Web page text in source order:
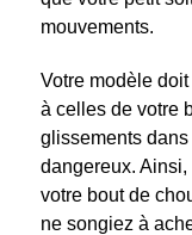
mouvements.
Votre modèle
à celles de votre
glissements
dangereux.
votre bout de
ne songiez à